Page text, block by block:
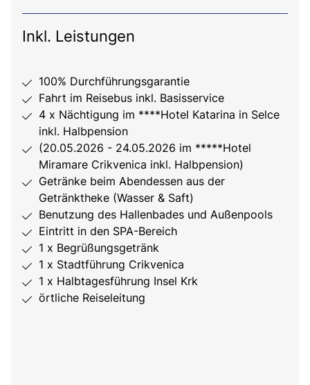
Inkl. Leistungen
100% Durchführungsgarantie
Fahrt im Reisebus inkl. Basisservice
4 x Nächtigung im ****Hotel Katarina in Selce
inkl. Halbpension
(20.05.2026 - 24.05.2026 im *****Hotel
Miramare Crikvenica inkl. Halbpension)
Getränke beim Abendessen aus der
Getränktheke (Wasser & Saft)
Benutzung des Hallenbades und Außenpools
Eintritt in den SPA-Bereich
1 x Begrüßungsgetränk
1 x Stadtführung Crikvenica
1 x Halbtagesführung Insel Krk
örtliche Reiseleitung